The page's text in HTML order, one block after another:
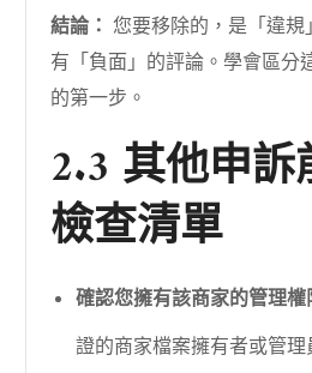
結論： 您要移除的，是「違
有「負面」的評論。學會區分
的第一步。
2.3 其他申
檢查清單
確認您擁有該商家的管理權
證的商家檔案擁有者或管